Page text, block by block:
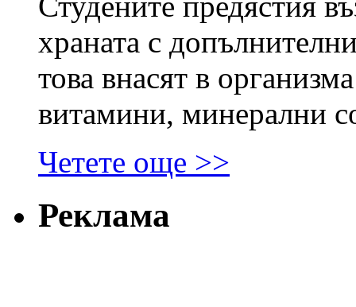
храната с
това внасят в
витамини, минерални
Четете още >>
Реклама